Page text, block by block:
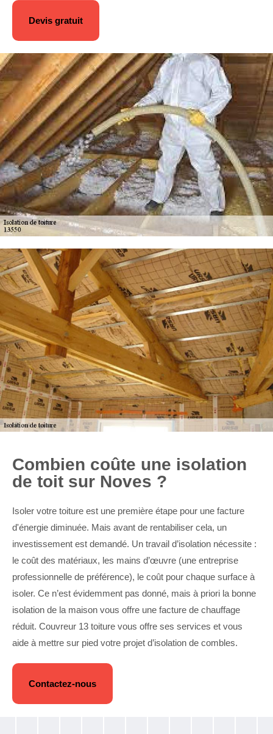
Devis gratuit
Combien coûte une isolation
de toit sur Noves ?
Isoler votre toiture est une première étape pour une facture
d'énergie diminuée. Mais avant de rentabiliser cela, un
investissement est demandé. Un travail d’isolation nécessite :
le coût des matériaux, les mains d’œuvre (une entreprise
professionnelle de préférence), le coût pour chaque surface à
isoler. Ce n’est évidemment pas donné, mais à priori la bonne
isolation de la maison vous offre une facture de chauffage
réduit. Couvreur 13 toiture vous offre ses services et vous
aide à mettre sur pied votre projet d’isolation de combles.
Contactez-nous